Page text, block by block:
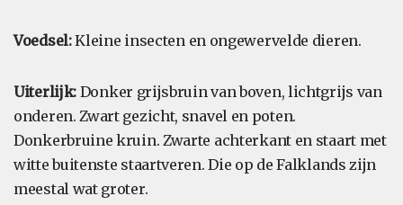
Voedsel:Kleine insecten en ongewervelde dieren.
Uiterlijk: Donker grijsbruin van boven, lichtgrijs van
onderen. Zwart gezicht, snavel en poten.
Donkerbruine kruin. Zwarte achterkant en staart met
witte buitenste staartveren. Die op de Falklands zijn
meestal wat groter.